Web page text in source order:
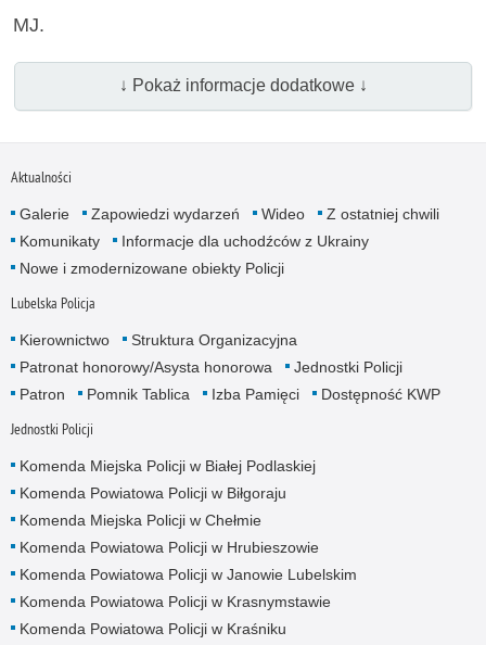
MJ.
↓ Pokaż informacje dodatkowe ↓
Aktualności
Galerie Zapowiedzi wydarzeń Wideo
Z ostatniej chwili
Komunikaty
Informacje dla uchodźców z Ukrainy
Nowe i zmodernizowane obiekty Policji
Lubelska Policja
Kierownictwo
Struktura Organizacyjna
Patronat honorowy/Asysta honorowa
Jednostki Policji
Patron
Pomnik Tablica Izba Pamięci Dostępność KWP
Jednostki Policji
Komenda Miejska Policji w Białej Podlaskiej
Komenda Powiatowa Policji w Biłgoraju
Komenda Miejska Policji w Chełmie
Komenda Powiatowa Policji w Hrubieszowie
Komenda Powiatowa Policji w Janowie Lubelskim
Komenda Powiatowa Policji w Krasnymstawie
Komenda Powiatowa Policji w Kraśniku